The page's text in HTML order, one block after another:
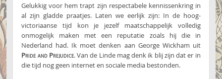
Gelukkig voor hem trapt zijn respectabele kennissenkring in
al zijn gladde praatjes. Laten we eerlijk zijn: In de hoog-
victoriaanse tijd kon je jezelf maatschappelijk volledig
onmogelijk maken met een reputatie zoals hij die in
Nederland had. Ik moet denken aan George Wickham uit
Pride and Prejudice. Van de Linde mag denk ik blij zijn dat er in
die tijd nog geen internet en sociale media bestonden.